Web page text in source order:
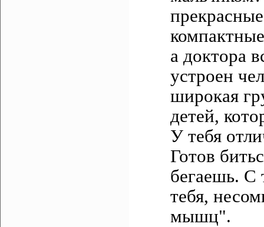
а доктора
устроен
широкая
детей,
У тебя
Готов
бегаешь. С
тебя,
мышц".